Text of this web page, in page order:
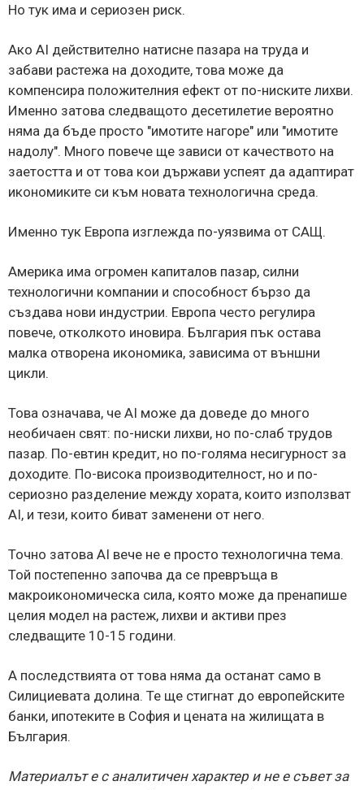
Но тук има и сериозен риск.
Ако AI действително натисне пазара на труда и
забави растежа на доходите, това може да
компенсира положителния ефект от по-ниските лихви.
Именно затова следващото десетилетие вероятно
няма да бъде просто "имотите нагоре" или "имотите
надолу". Много повече ще зависи от качеството на
заетостта и от това кои държави успеят да адаптират
икономиките си към новата технологична среда.
Именно тук Европа изглежда по-уязвима от САЩ.
Америка има огромен капиталов пазар, силни
технологични компании и способност бързо да
създава нови индустрии. Европа често регулира
повече, отколкото иновира. България пък остава
малка отворена икономика, зависима от външни
цикли.
Това означава, че AI може да доведе до много
необичаен свят: по-ниски лихви, но по-слаб трудов
пазар. По-евтин кредит, но по-голяма несигурност за
доходите. По-висока производителност, но и по-
сериозно разделение между хората, които използват
AI, и тези, които биват заменени от него.
Точно затова AI вече не е просто технологична тема.
Той постепенно започва да се превръща в
макроикономическа сила, която може да пренапише
целия модел на растеж, лихви и активи през
следващите 10-15 години.
А последствията от това няма да останат само в
Силициевата долина. Те ще стигнат до европейските
банки, ипотеките в София и цената на жилищата в
България.
Материалът е с аналитичен характер и не е съвет за